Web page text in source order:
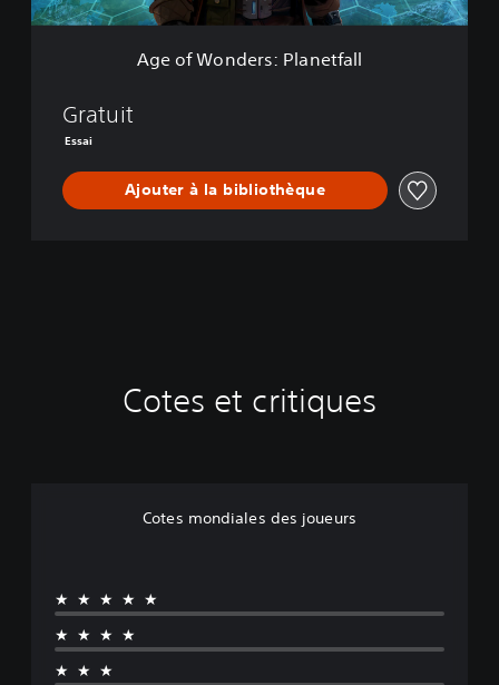
t
s
Age of Wonders: Planetfall
Gratuit
Essai
Ajouter à la bibliothèque
Cotes et critiques
Cotes mondiales des joueurs
★★★★★
★★★★
★★★